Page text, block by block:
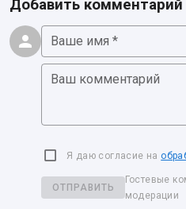
Добавить комментарий
Ваше имя *
Ваш комментарий
Я даю согласие на
ОТПРАВИТЬ
Гостевые
модерации